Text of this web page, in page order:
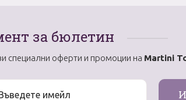
за бюлетин
специални оферти и промоции на Martini